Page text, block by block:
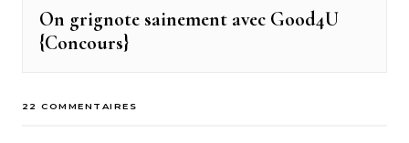
Next
post:
On grignote sainement avec Good4U
{Concours}
22 COMMENTAIRES